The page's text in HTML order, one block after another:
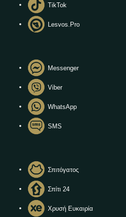
TikTok
Lesvos.Pro
Messenger
Viber
WhatsApp
SMS
Σπιτόγατος
Σπίτι 24
Χρυσή Ευκαιρία